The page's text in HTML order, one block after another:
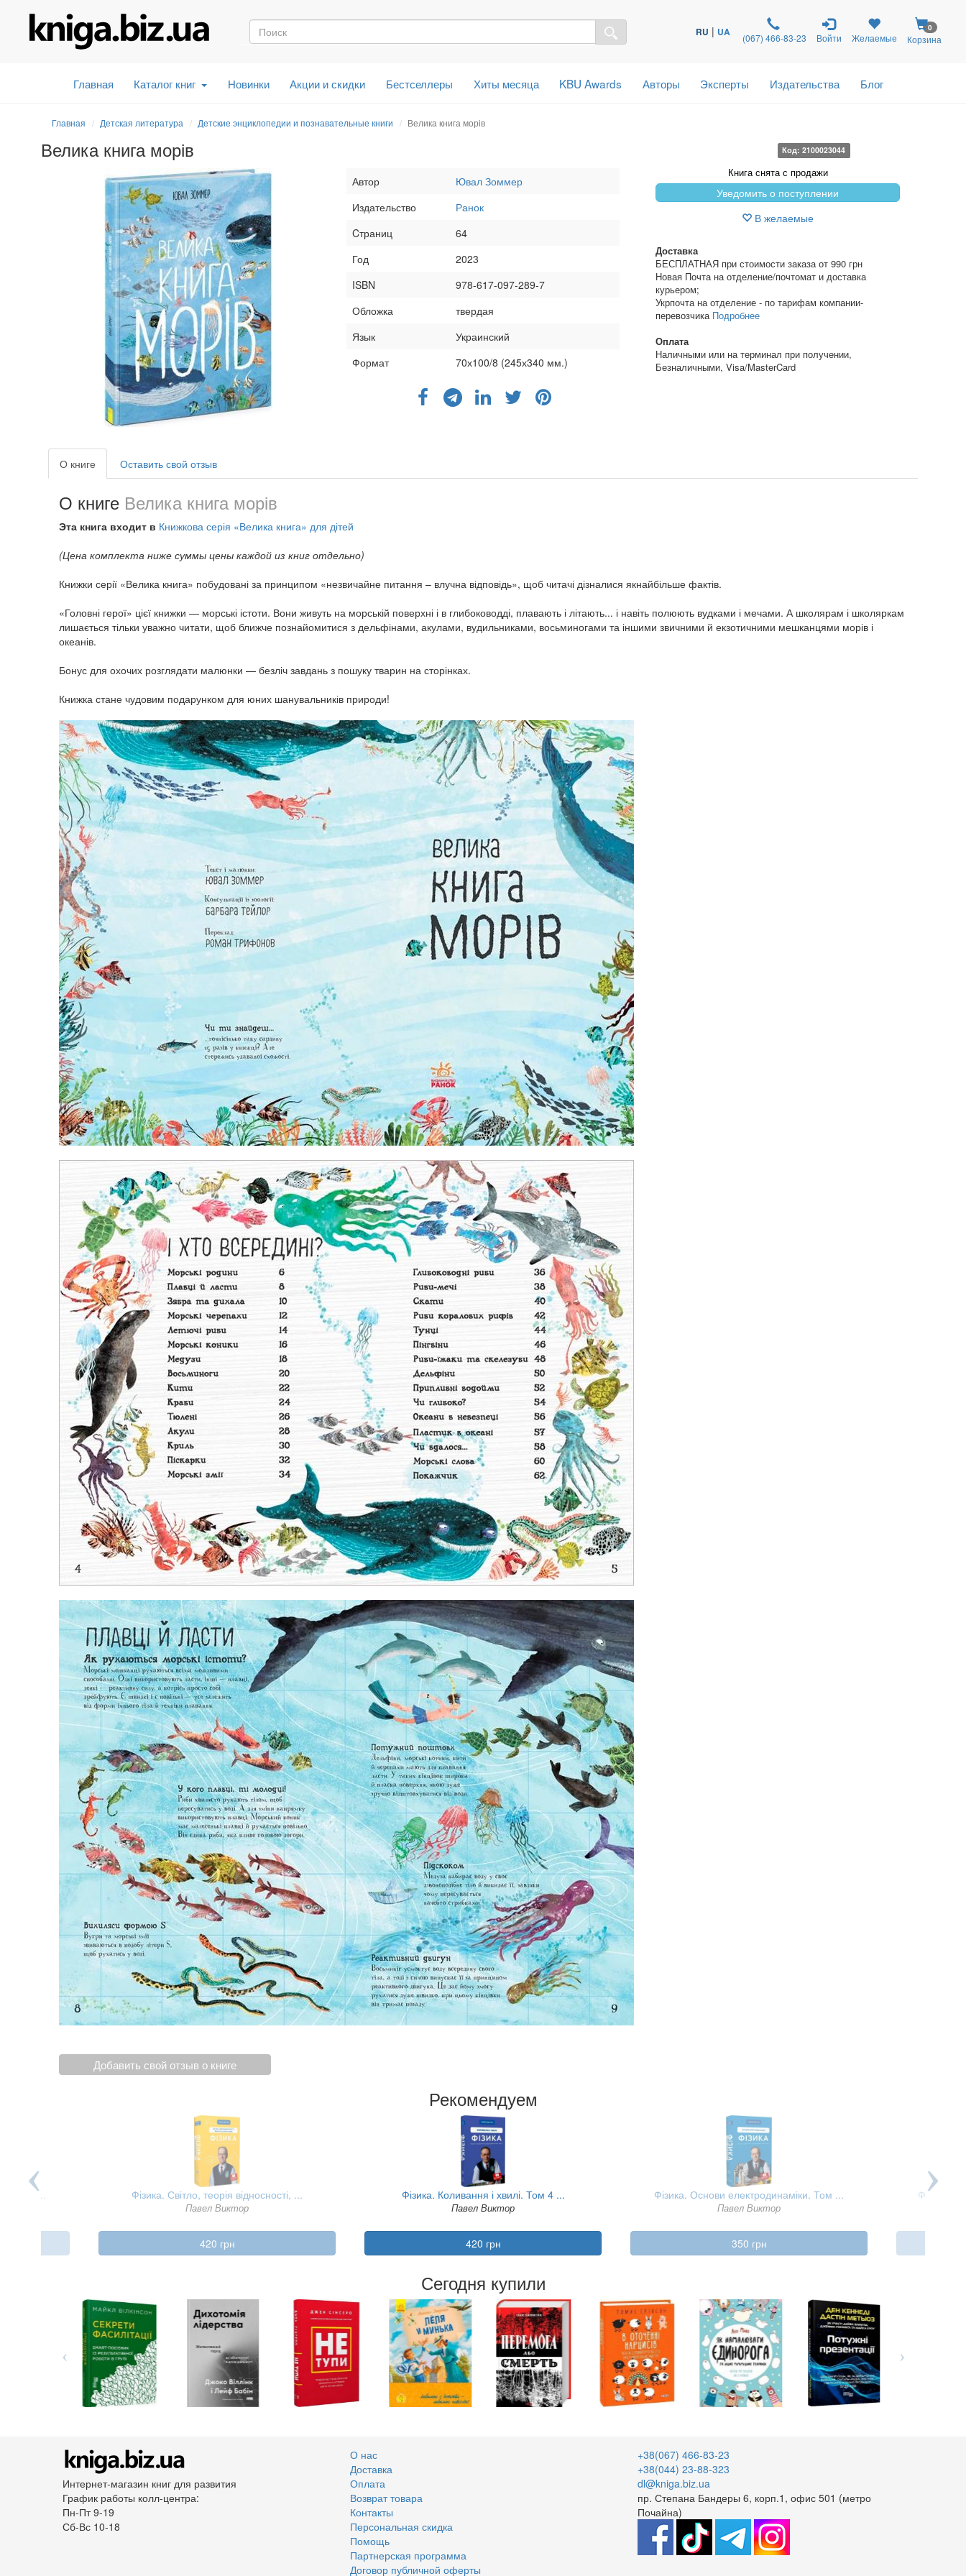
RU | UA (067) 466-83-23 Войти Желаемые
0
Корзина
Главная Каталог книг Новинки Акции и скидки Бестселлеры Хиты месяца KBU Awards Авторы Эксперты Издательства Блог
Главная Детская литература Детские энциклопедии и познавательные книги Велика книга морів
Велика книга морів Код: 2100023044
Книга снята с продажи
Уведомить о поступлении
В желаемые
Доставка
БЕСПЛАТНАЯ при стоимости заказа от 990 грн
Новая Почта на отделение/почтомат и доставка
курьером;
Укрпочта на отделение - по тарифам компании-
перевозчика Подробнее
Оплата
Наличными или на терминал при получении,
Безналичными, Visa/MasterCard
Автор
Ювал Зоммер
Издательство
Ранок
Cтраниц
64
Год
2023
ISBN
978-617-097-289-7
Обложка
твердая
Язык
Украинский
Формат
70х100/8 (245х340 мм.)
О книге Оставить свой отзыв
О книге Велика книга морів
Эта книга входит в Книжкова серія «Велика книга» для дітей
(Цена комплекта ниже суммы цены каждой из книг отдельно)
Книжки серії «Велика книга» побудовані за принципом «незвичайне питання – влучна відповідь», щоб читачі дізналися якнайбільше фактів.
«Головні герої» цієї книжки — морські істоти. Вони живуть на морській поверхні і в глибоководді, плавають і літають... і навіть полюють вудками і мечами. А школярам і школяркам
лишається тільки уважно читати, щоб ближче познайомитися з дельфінами, акулами, вудильниками, восьминогами та іншими звичними й екзотичними мешканцями морів і
океанів.
Бонус для охочих розглядати малюнки — безліч завдань з пошуку тварин на сторінках.
Книжка стане чудовим подарунком для юних шанувальників природи!
Добавить свой отзыв о книге
Рекомендуем
... Фізика. Світло, теорія відносності, ...
Павел Виктор
420 грн
Фізика. Коливання і хвилі. Том 4 ...
Павел Виктор
420 грн
Фізика. Основи електродинаміки. Том ...
Павел Виктор
350 грн
Фізика.
Сегодня купили
Интернет-магазин книг для развития
График работы колл-центра:
Пн-Пт 9-19
Сб-Вс 10-18
О нас
Доставка
Оплата
Возврат товара
Контакты
Персональная скидка
Помощь
Партнерская программа
Договор публичной оферты
+38(067) 466-83-23
+38(044) 23-88-323
dl@kniga.biz.ua
пр. Степана Бандеры 6, корп.1, офис 501 (метро
Почайна)